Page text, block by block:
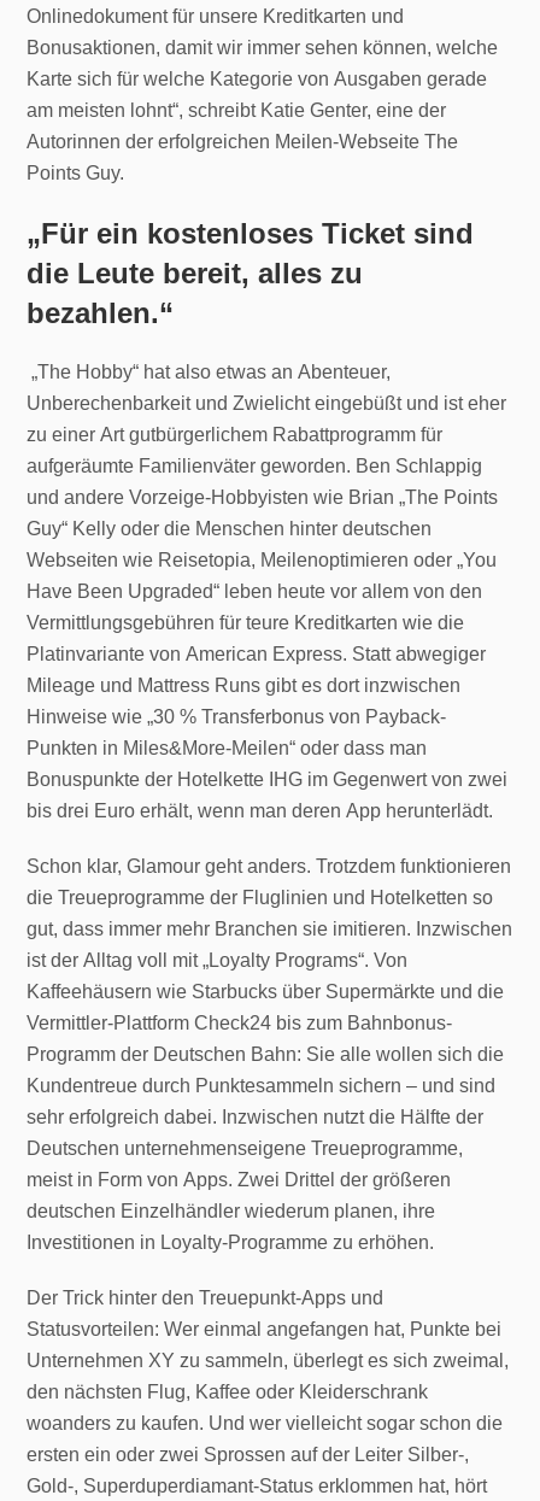
Onlinedokument für unsere Kreditkarten und
Bonusaktionen, damit wir immer sehen können, welche
Karte sich für welche Kategorie von Ausgaben gerade
am meisten lohnt“, schreibt Katie Genter, eine der
Autorinnen der erfolgreichen Meilen-Webseite The
Points Guy.
„Für ein kostenloses Ticket sind
die Leute bereit, alles zu
bezahlen.“
„The Hobby“ hat also etwas an Abenteuer,
Unberechenbarkeit und Zwielicht eingebüßt und ist eher
zu einer Art gutbürgerlichem Rabattprogramm für
aufgeräumte Familienväter geworden. Ben Schlappig
und andere Vorzeige-Hobbyisten wie Brian „The Points
Guy“ Kelly oder die Menschen hinter deutschen
Webseiten wie Reisetopia, Meilenoptimieren oder „You
Have Been Upgraded“ leben heute vor allem von den
Vermittlungsgebühren für teure Kreditkarten wie die
Platinvariante von American Express. Statt abwegiger
Mileage und Mattress Runs gibt es dort inzwischen
Hinweise wie „30 % Transferbonus von Payback-
Punkten in Miles&More-Meilen“ oder dass man
Bonuspunkte der Hotelkette IHG im Gegenwert von zwei
bis drei Euro erhält, wenn man deren App herunterlädt.
Schon klar, Glamour geht anders. Trotzdem funktionieren
die Treueprogramme der Fluglinien und Hotelketten so
gut, dass immer mehr Branchen sie imitieren. Inzwischen
ist der Alltag voll mit „Loyalty Programs“. Von
Kaffeehäusern wie Starbucks über Supermärkte und die
Vermittler-Plattform Check24 bis zum Bahnbonus-
Programm der Deutschen Bahn: Sie alle wollen sich die
Kundentreue durch Punktesammeln sichern – und sind
sehr erfolgreich dabei. Inzwischen nutzt die Hälfte der
Deutschen unternehmenseigene Treueprogramme,
meist in Form von Apps. Zwei Drittel der größeren
deutschen Einzelhändler wiederum planen, ihre
Investitionen in Loyalty-Programme zu erhöhen.
Der Trick hinter den Treuepunkt-Apps und
Statusvorteilen: Wer einmal angefangen hat, Punkte bei
Unternehmen XY zu sammeln, überlegt es sich zweimal,
den nächsten Flug, Kaffee oder Kleiderschrank
woanders zu kaufen. Und wer vielleicht sogar schon die
ersten ein oder zwei Sprossen auf der Leiter Silber-,
Gold-, Superduperdiamant-Status erklommen hat, hört